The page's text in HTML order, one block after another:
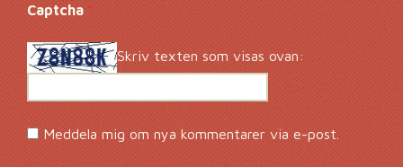
Captcha *
Skriv texten som visas ovan:
Meddela mig om nya kommentarer via e-post.